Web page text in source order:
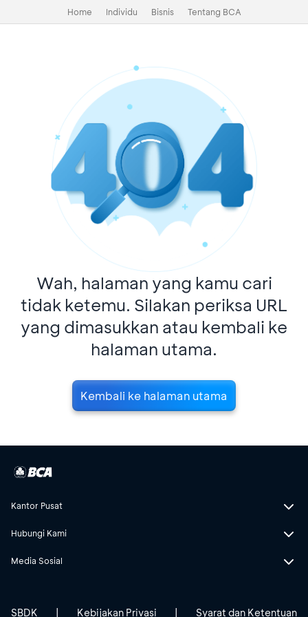
Home Individu Bisnis Tentang BCA
Wah, halaman yang kamu cari
tidak ketemu. Silakan periksa URL
yang dimasukkan atau kembali ke
halaman utama.
Kembali ke halaman utama
Kantor Pusat
Hubungi Kami
Media Sosial
SBDK Kebijakan Privasi Syarat dan Ketentuan